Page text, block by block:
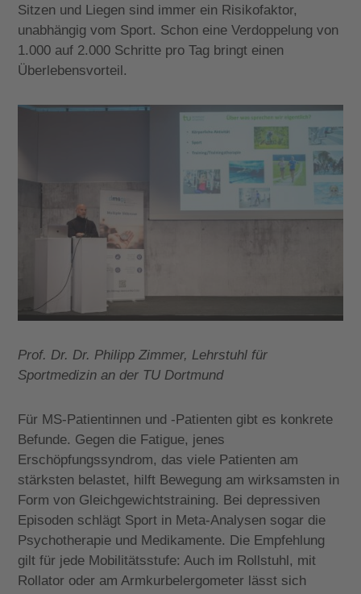
Sitzen und Liegen sind immer ein Risikofaktor,
unabhängig vom Sport. Schon eine Verdoppelung von
1.000 auf 2.000 Schritte pro Tag bringt einen
Überlebensvorteil.
Prof. Dr. Dr. Philipp Zimmer, Lehrstuhl für
Sportmedizin an der TU Dortmund
Für MS-Patientinnen und -Patienten gibt es konkrete
Befunde. Gegen die Fatigue, jenes
Erschöpfungssyndrom, das viele Patienten am
stärksten belastet, hilft Bewegung am wirksamsten in
Form von Gleichgewichtstraining. Bei depressiven
Episoden schlägt Sport in Meta-Analysen sogar die
Psychotherapie und Medikamente. Die Empfehlung
gilt für jede Mobilitätsstufe: Auch im Rollstuhl, mit
Rollator oder am Armkurbelergometer lässt sich